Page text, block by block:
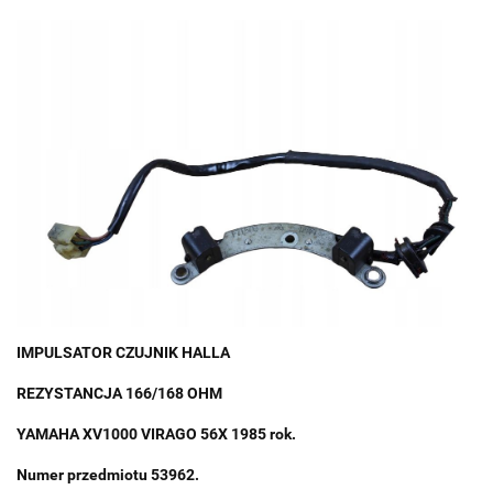
IMPULSATOR CZUJNIK HALLA
REZYSTANCJA 166/168 OHM
YAMAHA XV1000 VIRAGO 56X 1985 rok.
Numer przedmiotu 53962.